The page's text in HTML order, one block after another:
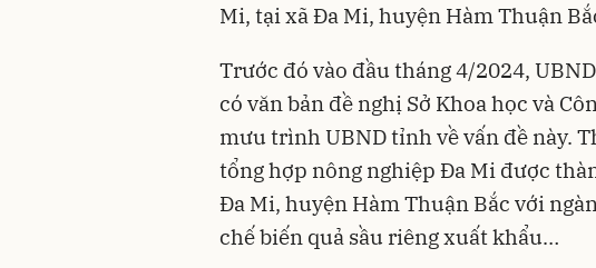
Mi, tại xã Đa Mi, huyện Hàm Thuận
Trước đó vào đầu tháng 4/2024,
có văn bản đề nghị Sở Khoa học và
mưu trình UBND tỉnh về vấn đề này.
tổng hợp nông nghiệp Đa Mi được
Đa Mi, huyện Hàm Thuận Bắc với
chế biến quả sầu riêng xuất khẩu…